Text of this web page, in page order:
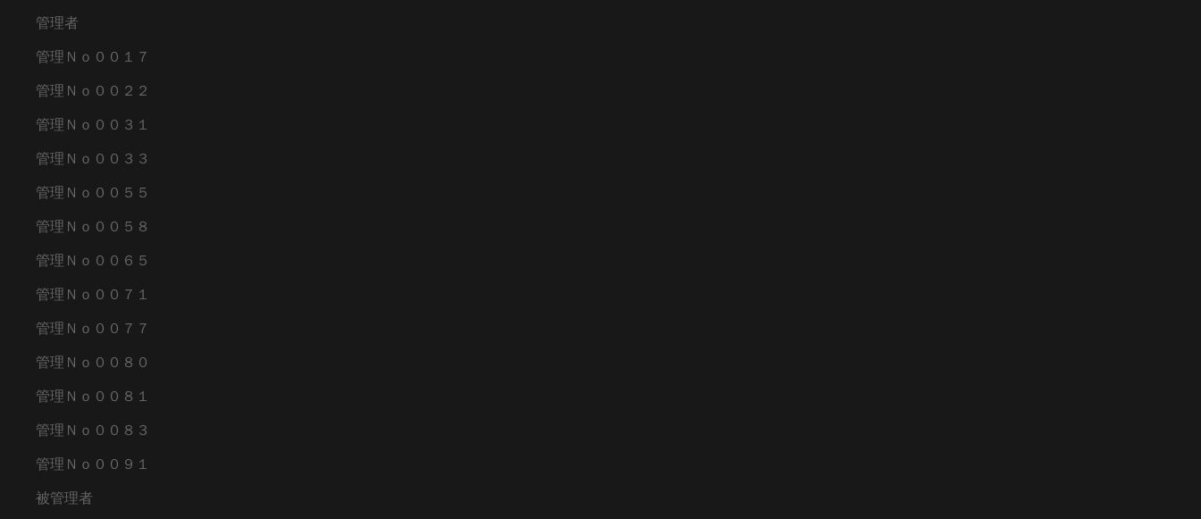
管理者
管理Ｎｏ００１７
管理Ｎｏ００２２
管理Ｎｏ００３１
管理Ｎｏ００３３
管理Ｎｏ００５５
管理Ｎｏ００５８
管理Ｎｏ００６５
管理Ｎｏ００７１
管理Ｎｏ００７７
管理Ｎｏ００８０
管理Ｎｏ００８１
管理Ｎｏ００８３
管理Ｎｏ００９１
被管理者